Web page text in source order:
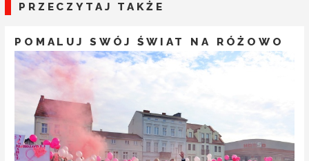
PRZECZYTAJ TAKŻE
POMALUJ SWÓJ ŚWIAT NA RÓŻOWO